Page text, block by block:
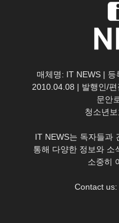
매체명: IT NEWS |
2010.04.08 | 발행인/
문안
청소년
IT NEWS는 독자들과
통해 다양한 정보와 소
소중히
Contact us: